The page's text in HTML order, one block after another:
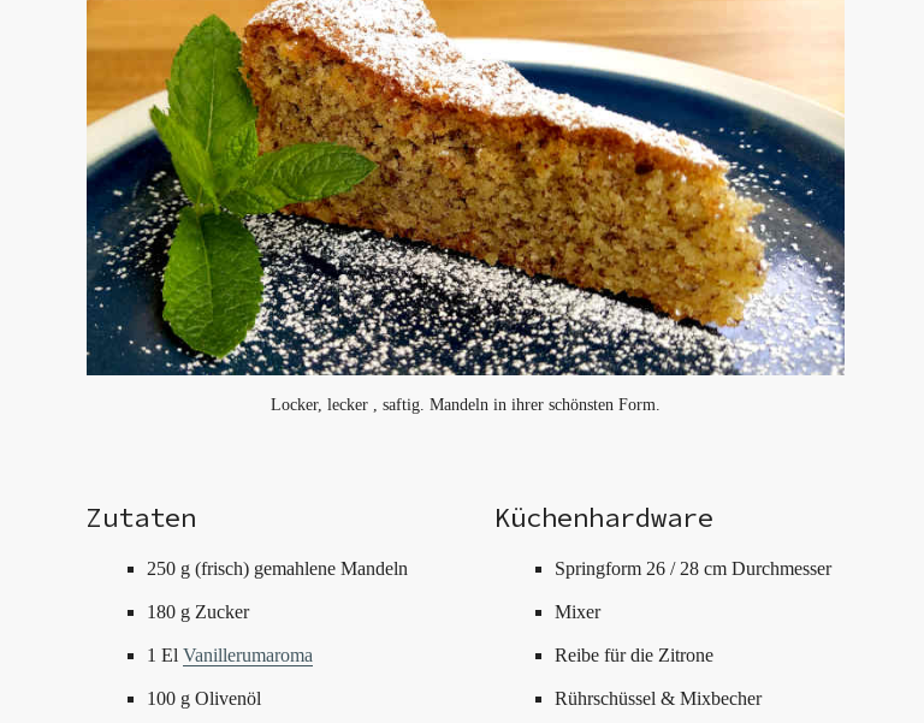
Locker, lecker , saftig. Mandeln in ihrer schönsten Form.
Zutaten
250 g (frisch) gemahlene Mandeln
180 g Zucker
1 El Vanillerumaroma
100 g Olivenöl
Küchenhardware
Springform 26 / 28 cm Durchmesser
Mixer
Reibe für die Zitrone
Rührschüssel & Mixbecher